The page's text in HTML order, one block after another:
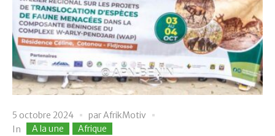
5 octobre 2024 parAfrikMotiv
In
A la une Afrique